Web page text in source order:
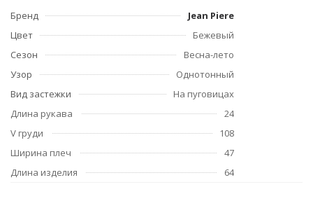
Бренд
Jean Piere
Цвет
Бежевый
Сезон
Весна-лето
Узор
Однотонный
Вид застежки
На пуговицах
Длина рукава
24
V груди
108
Ширина плеч
47
Длина изделия
64